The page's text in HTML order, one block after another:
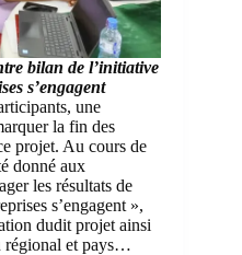
bilan de l’initiative
s’engagent
une
la fin des
projet. Au cours de
donné aux
les résultats de
s’engagent »,
dudit projet ainsi
régional et pays…